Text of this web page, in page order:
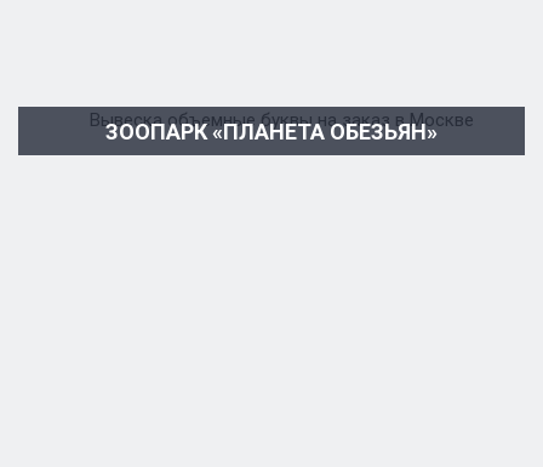
ЗООПАРК «ПЛАНЕТА ОБЕЗЬЯН»